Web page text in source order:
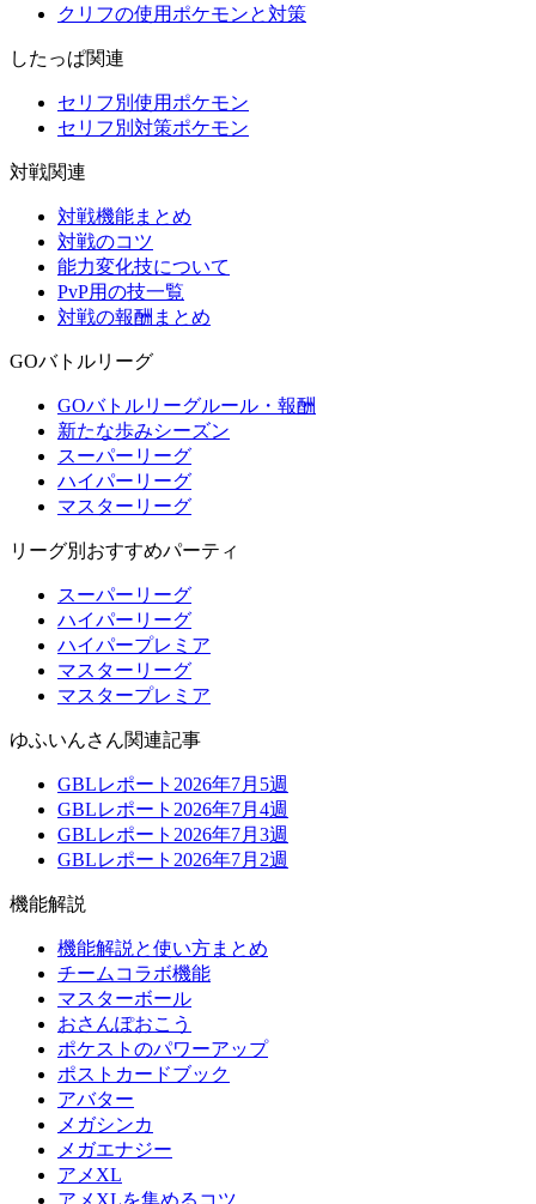
クリフの使用ポケモンと対策
したっぱ関連
セリフ別使用ポケモン
セリフ別対策ポケモン
対戦関連
対戦機能まとめ
対戦のコツ
能力変化技について
PvP用の技一覧
対戦の報酬まとめ
GOバトルリーグ
GOバトルリーグルール・報酬
新たな歩みシーズン
スーパーリーグ
ハイパーリーグ
マスターリーグ
リーグ別おすすめパーティ
スーパーリーグ
ハイパーリーグ
ハイパープレミア
マスターリーグ
マスタープレミア
ゆふいんさん関連記事
GBLレポート2026年7月5週
GBLレポート2026年7月4週
GBLレポート2026年7月3週
GBLレポート2026年7月2週
機能解説
機能解説と使い方まとめ
チームコラボ機能
マスターボール
おさんぽおこう
ポケストのパワーアップ
ポストカードブック
アバター
メガシンカ
メガエナジー
アメXL
アメXLを集めるコツ